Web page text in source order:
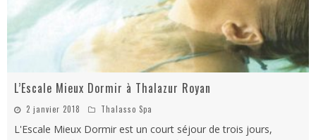
L’Escale Mieux Dormir à Thalazur Royan
2 janvier 2018 Thalasso Spa
L'Escale Mieux Dormir est un court séjour de trois jours,